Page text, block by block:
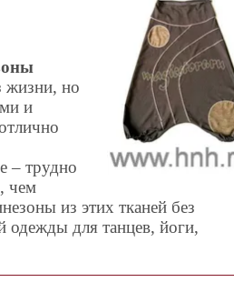
жизни, но
и
– трудно
чем
из этих тканей без
одежды для танцев, йоги,